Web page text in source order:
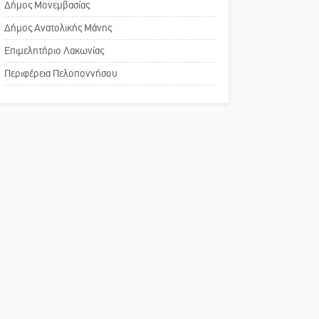
Σπάρτης για τη λειτουργία
του ΚΑΠΗ
Το δικό σας σχόλιο:
Παράδειγμα κοινωνικής
Δήμος Μονεμβασίας
Δήμος Ανατολικής Μάνης
Επιμελητήριο Λακωνίας
Περιφέρεια Πελοποννήσου